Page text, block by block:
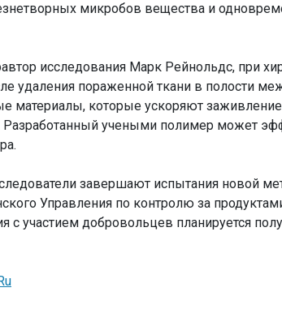
микробов вещества и
исследования Марк Рейнольдс, при
удаления пораженной ткани в полости
материалы, которые ускоряют
Разработанный учеными полимер может
завершают испытания новой
Управления по контролю за
с участием добровольцев планируется